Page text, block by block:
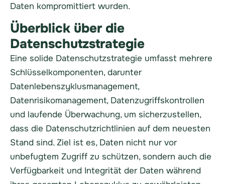
Daten kompromittiert wurden.
Überblick über die
Datenschutzstrategie
Eine solide Datenschutzstrategie umfasst mehrere
Schlüsselkomponenten, darunter
Datenlebenszyklusmanagement,
Datenrisikomanagement, Datenzugriffskontrollen
und laufende Überwachung, um sicherzustellen,
dass die Datenschutzrichtlinien auf dem neuesten
Stand sind. Ziel ist es, Daten nicht nur vor
unbefugtem Zugriff zu schützen, sondern auch die
Verfügbarkeit und Integrität der Daten während